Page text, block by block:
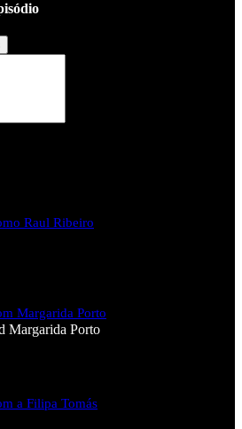
Raul Ribeiro
Margarida Porto
Margarida Porto
a Filipa Tomás